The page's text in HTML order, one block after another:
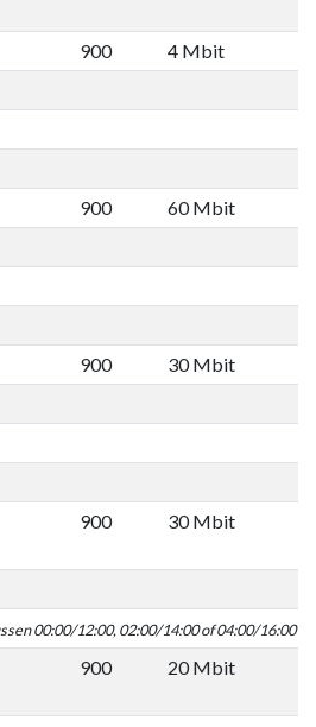
900 4 Mbit
900 60 Mbit
900 30 Mbit
900 30 Mbit
00:00/12:00, 02:00/14:00 of 04:00/16:00
900 20 Mbit